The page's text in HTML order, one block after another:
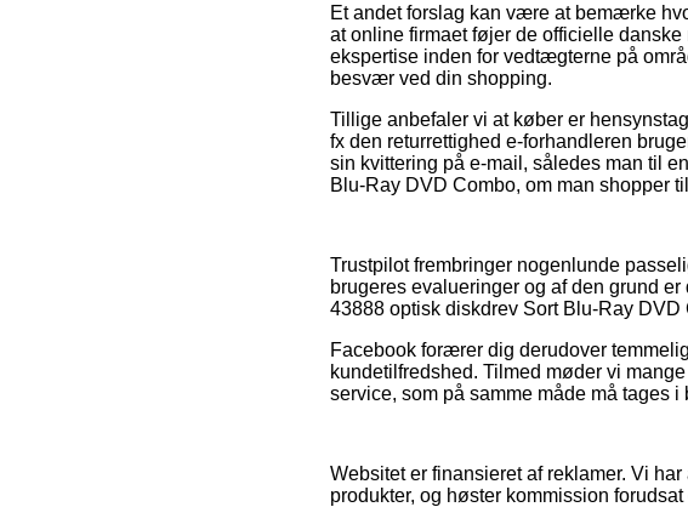
Et andet forslag kan være at bemærke
at online firmaet føjer de officielle
ekspertise inden for vedtægterne på
besvær ved din shopping.
Tillige anbefaler vi at køber er
fx den returrettighed e-forhandleren
sin kvittering på e-mail, således man til
Blu-Ray DVD Combo, om man shopper
Trustpilot frembringer nogenlunde
brugeres evalueringer og af den grund
43888 optisk diskdrev Sort Blu-Ray DVD
Facebook forærer dig derudover
kundetilfredshed. Tilmed møder vi
service, som på samme måde må tages
Websitet er finansieret af reklamer. Vi
produkter, og høster kommission